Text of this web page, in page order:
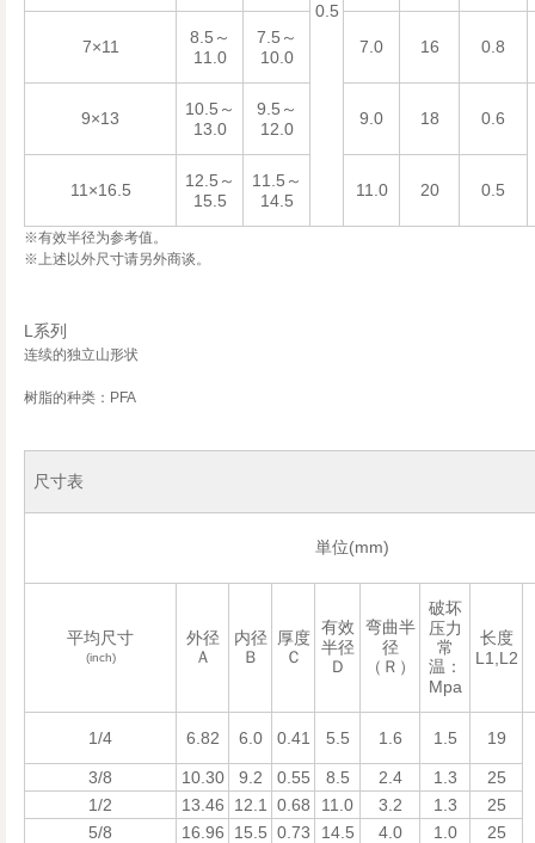
0.5
7×11 8.5 ～
11.0
7.5 ～
10.0
7.0 16 0.8
9×13 10.5 ～
13.0
9.5 ～
12.0
9.0 18 0.6
11×16.5 12.5 ～
15.5
11.5 ～
14.5
11.0 20 0.5
※有效半径为参考值。
※上述以外尺寸请另外商谈。
L 系列
连续的独立山形状
树脂的种类： PFA
尺寸表
単位(mm)
平均尺寸
(inch)
外径
Ａ
内径
Ｂ
厚度
Ｃ
有效
半径
Ｄ
弯曲半
径
（Ｒ）
破坏
压力
常
温：
Mpa
长度
L1,L2
1/4 6.82 6.0 0.41 5.5 1.6 1.5 19
3/8 10.30 9.2 0.55 8.5 2.4 1.3
25
1/2
13.46 12.1 0.68 11.0 3.2 1.3
25
5/8
16.96 15.5 0.73 14.5 4.0 1.0
25